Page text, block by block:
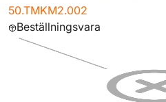
50.TMKM2.002
Beställningsvara